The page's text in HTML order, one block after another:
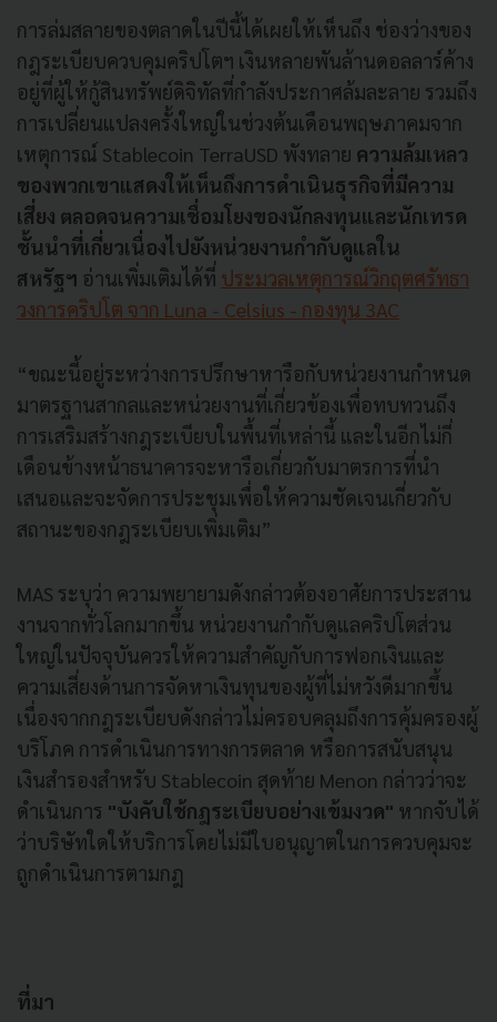
การล่มสลายของตลาดในปีนี้ได้เผยให้เห็นถึง ช่องว่างของ
กฎระเบียบควบคุมคริปโตฯ เงินหลายพันล้านดอลลาร์ค้าง
อยู่ที่ผู้ให้กู้สินทรัพย์ดิจิทัลที่กำลังประกาศล้มละลาย รวมถึง
การเปลี่ยนแปลงครั้งใหญ่ในช่วงต้นเดือนพฤษภาคมจาก
เหตุการณ์ Stablecoin TerraUSD พังทลาย ความล้มเหลว
ของพวกเขาแสดงให้เห็นถึงการดำเนินธุรกิจที่มีความ
เสี่ยง ตลอดจนความเชื่อมโยงของนักลงทุนและนักเทรด
ชั้นนำที่เกี่ยวเนื่องไปยังหน่วยงานกำกับดูแลใน
สหรัฐฯ อ่านเพิ่มเติมได้ที่ ประมวลเหตุการณ์วิกฤตศรัทธา
วงการคริปโต จาก Luna - Celsius - กองทุน 3AC
“ขณะนี้อยู่ระหว่างการปรึกษาหารือกับหน่วยงานกำหนด
มาตรฐานสากลและหน่วยงานที่เกี่ยวข้องเพื่อทบทวนถึง
การเสริมสร้างกฎระเบียบในพื้นที่เหล่านี้ และในอีกไม่กี่
เดือนข้างหน้าธนาคารจะหารือเกี่ยวกับมาตรการที่นำ
เสนอและจะจัดการประชุมเพื่อให้ความชัดเจนเกี่ยวกับ
สถานะของกฎระเบียบเพิ่มเติม”
MAS ระบุว่า ความพยายามดังกล่าวต้องอาศัยการประสาน
งานจากทั่วโลกมากขึ้น หน่วยงานกำกับดูแลคริปโตส่วน
ใหญ่ในปัจจุบันควรให้ความสำคัญกับการฟอกเงินและ
ความเสี่ยงด้านการจัดหาเงินทุนของผู้ที่ไม่หวังดีมากขึ้น
เนื่องจากกฎระเบียบดังกล่าวไม่ครอบคลุมถึงการคุ้มครองผู้
บริโภค การดำเนินการทางการตลาด หรือการสนับสนุน
เงินสำรองสำหรับ Stablecoin สุดท้าย Menon กล่าวว่าจะ
ดำเนินการ "บังคับใช้กฎระเบียบอย่างเข้มงวด" หากจับได้
ว่าบริษัทใดให้บริการโดยไม่มีใบอนุญาตในการควบคุมจะ
ถูกดำเนินการตามกฎ
ที่มา